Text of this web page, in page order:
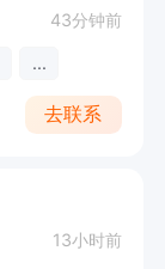
43分钟前
...
去联系
13小时前